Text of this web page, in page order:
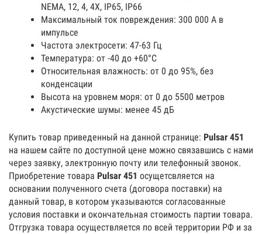
NEMA, 12, 4, 4X, IP65, IP66
Максимальный ток повреждения: 300 000 А в
импульсе
Частота электросети: 47-63 Гц
Температура: от -40 до +60°С
Относительная влажность: от 0 до 95%, без
конденсации
Высота на уровнем моря: от 0 до 5500 метров
Акустические шумы: менее 45 дБ
Купить товар приведенный на данной странице: Pulsar 451
на нашем сайте по доступной цене можно связавшись с нами
через заявку, электронную почту или телефонный звонок.
Приобретение товара Pulsar 451 осущетсвляется на
основании полученного счета (договора поставки) на
данный товар, в котором указываются согласованные
условия поставки и окончательная стоимость партии товара.
Отгрузка товара осуществляется по всей территории РФ и за